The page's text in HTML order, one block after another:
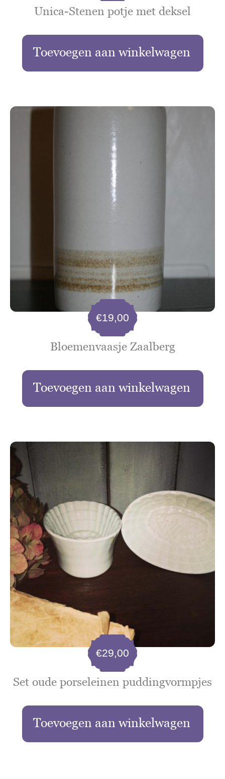
Unica-Stenen potje met deksel
Toevoegen aan winkelwagen
Bloemenvaasje Zaalberg
€19,00
Toevoegen aan winkelwagen
Set oude porseleinen puddingvormpjes
€29,00
Toevoegen aan winkelwagen